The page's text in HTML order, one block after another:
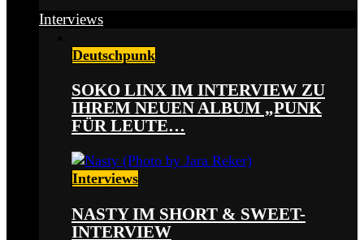
Interviews
Deutschpunk
SOKO LINX IM INTERVIEW ZU
IHREM NEUEN ALBUM „PUNK
FÜR LEUTE…
Interviews
NASTY IM SHORT & SWEET-
INTERVIEW